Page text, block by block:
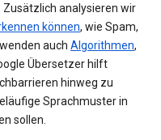
analysieren wir
können, wie Spam,
auch Algorithmen,
Übersetzer hilft
hinweg zu
Sprachmuster in
sollen.